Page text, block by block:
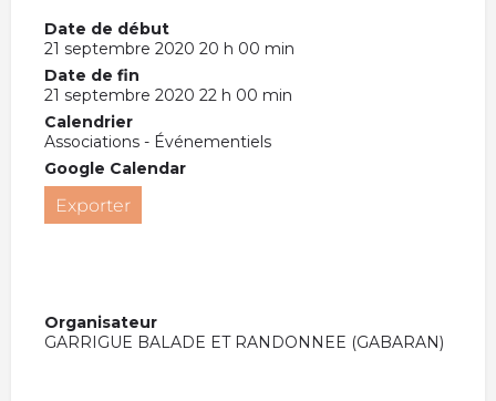
Date de début
21 septembre 2020 20 h 00 min
Date de fin
21 septembre 2020 22 h 00 min
Calendrier
Associations - Événementiels
Google Calendar
Exporter
Organisateur
GARRIGUE BALADE ET RANDONNEE (GABARAN)